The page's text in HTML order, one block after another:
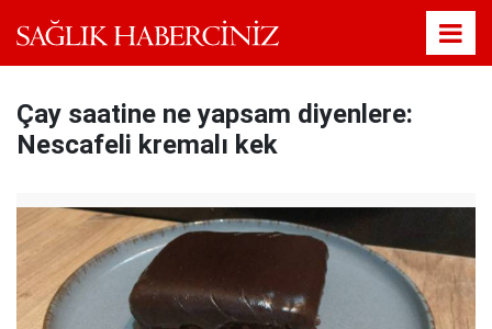
Çay saatine ne yapsam diyenlere:
Nescafeli kremalı kek